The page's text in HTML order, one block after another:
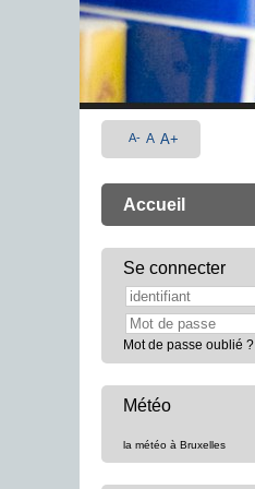
A- A A+
Accueil
Se connecter
Mot de passe oublié ?
Météo
la météo à Bruxelles